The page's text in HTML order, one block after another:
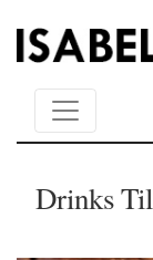
Drinks